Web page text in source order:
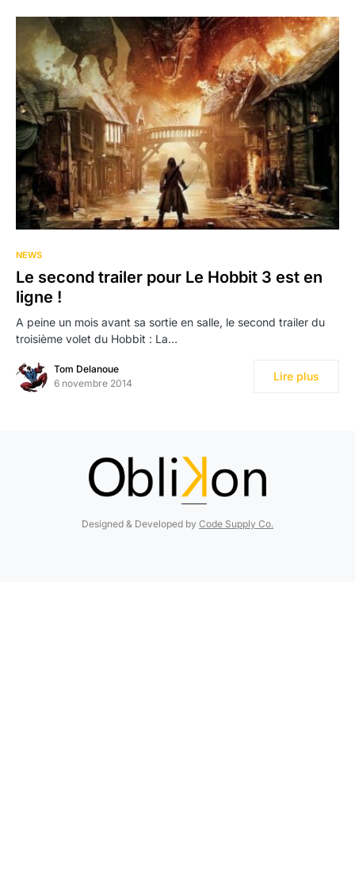
NEWS
Le second trailer pour Le Hobbit 3 est en
ligne !
A peine un mois avant sa sortie en salle, le second trailer du
troisième volet du Hobbit : La…
Tom Delanoue
6 novembre 2014
Lire plus
Designed & Developed by Code Supply Co.